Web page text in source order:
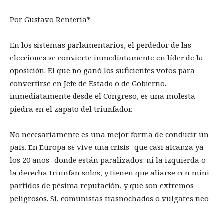
Por Gustavo Rentería*
En los sistemas parlamentarios, el perdedor de las
elecciones se convierte inmediatamente en líder de la
oposición. El que no ganó los suficientes votos para
convertirse en Jefe de Estado o de Gobierno,
inmediatamente desde el Congreso, es una molesta
piedra en el zapato del triunfador.
No necesariamente es una mejor forma de conducir un
país. En Europa se vive una crisis -que casi alcanza ya
los 20 años- donde están paralizados: ni la izquierda o
la derecha triunfan solos, y tienen que aliarse con mini
partidos de pésima reputación, y que son extremos
peligrosos. Sí, comunistas trasnochados o vulgares neo